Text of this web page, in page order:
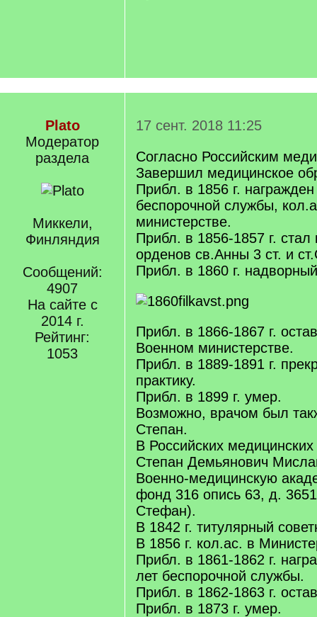
Plato
Модератор
раздела
Миккели,
Финляндия
Сообщений:
4907
На сайте с
2014 г.
Рейтинг:
1053
17 сент. 2018 11:25
Согласно Российским
Завершил медицинское
Прибл. в 1856 г.
беспорочной службы,
министерстве.
Прибл. в 1856-1857 г. стал
орденов св.Анны 3 ст. и
Прибл. в 1860 г.
Прибл. в 1866-1867 г.
Военном министерстве.
Прибл. в 1889-1891 г.
практику.
Прибл. в 1899 г. умер.
Возможно, врачом был
Степан.
В Российских медицинских
Степан Демьянович
Военно-медицинскую
фонд 316 опись 63, д.
Стефан).
В 1842 г. титулярный
В 1856 г. кол.ас. в
Прибл. в 1861-1862 г.
лет беспорочной службы.
Прибл. в 1862-1863 г.
Прибл. в 1873 г. умер.